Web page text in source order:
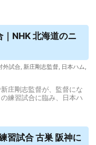
｜NHK 北海道のニ
外試合, 新庄剛志監督, 日本ハム,
庄剛志監督が、監督にな
練習試合に臨み、日本ハ
習試合古巣 阪神に